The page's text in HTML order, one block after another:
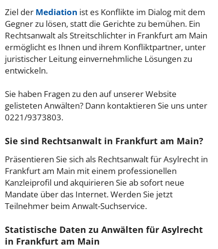
Ziel der Mediation ist es Konflikte im Dialog mit dem
Gegner zu lösen, statt die Gerichte zu bemühen. Ein
Rechtsanwalt als Streitschlichter in Frankfurt am Main
ermöglicht es Ihnen und ihrem Konfliktpartner, unter
juristischer Leitung einvernehmliche Lösungen zu
entwickeln.
Sie haben Fragen zu den auf unserer Website
gelisteten Anwälten? Dann kontaktieren Sie uns unter
0221/9373803.
Sie sind Rechtsanwalt in Frankfurt am Main?
Präsentieren Sie sich als Rechtsanwalt für Asylrecht in
Frankfurt am Main mit einem professionellen
Kanzleiprofil und akquirieren Sie ab sofort neue
Mandate über das Internet. Werden Sie jetzt
Teilnehmer beim Anwalt-Suchservice.
Statistische Daten zu Anwälten für Asylrecht
in Frankfurt am Main